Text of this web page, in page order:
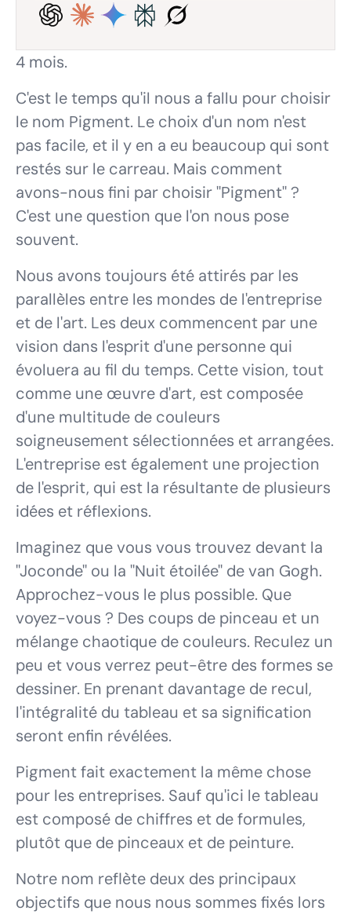
4 mois.
C'est le temps qu'il nous a fallu pour choisir
le nom Pigment. Le choix d'un nom n'est
pas facile, et il y en a eu beaucoup qui sont
restés sur le carreau. Mais comment
avons-nous fini par choisir "Pigment" ?
C'est une question que l'on nous pose
souvent.
Nous avons toujours été attirés par les
parallèles entre les mondes de l'entreprise
et de l'art. Les deux commencent par une
vision dans l'esprit d'une personne qui
évoluera au fil du temps. Cette vision, tout
comme une œuvre d'art, est composée
d'une multitude de couleurs
soigneusement sélectionnées et arrangées.
L'entreprise est également une projection
de l'esprit, qui est la résultante de plusieurs
idées et réflexions.
Imaginez que vous vous trouvez devant la
"Joconde" ou la "Nuit étoilée" de van Gogh.
Approchez-vous le plus possible. Que
voyez-vous ? Des coups de pinceau et un
mélange chaotique de couleurs. Reculez un
peu et vous verrez peut-être des formes se
dessiner. En prenant davantage de recul,
l'intégralité du tableau et sa signification
seront enfin révélées.
Pigment fait exactement la même chose
pour les entreprises. Sauf qu'ici le tableau
est composé de chiffres et de formules,
plutôt que de pinceaux et de peinture.
Notre nom reflète deux des principaux
objectifs que nous nous sommes fixés lors